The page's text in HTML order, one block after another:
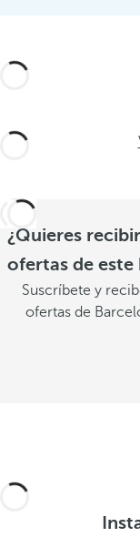
¿Quieres
ofertas de este
Suscríbete y
ofertas de